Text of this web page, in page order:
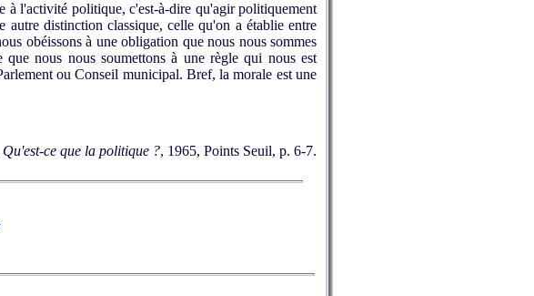
à l'activité politique, c'est-à-dire qu'agir politiquement
autre distinction classique, celle qu'on a établie entre
obéissons à une obligation que nous nous sommes
nous nous soumettons à une règle qui nous est
ou Conseil municipal. Bref, la morale est une
Qu'est-ce que la politique ?, 1965, Points Seuil, p. 6-7.